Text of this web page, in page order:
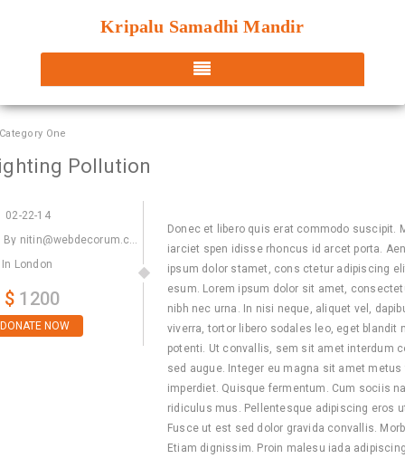
Kripalu Samadhi Mandir
One
Pollution
02-22-14
By nitin@webdecorum.com
In London
$ 1200
DONATE NOW
Donec et libero quis erat commodo suscipit.
iarciet spen idisse rhoncus id arcet porta.
ipsum dolor stamet, cons ctetur adipiscing
esum. Lorem ipsum dolor sit amet,
nibh nec urna. In nisi neque, aliquet vel,
viverra, tortor libero sodales leo, eget blandit
potenti. Ut convallis, sem sit amet interdum
sed augue. Integer eu magna sit amet
imperdiet. Quisque fermentum. Cum sociis
ridiculus mus. Pellentesque adipiscing eros
Fusce ut est sed dolor gravida convallis.
Etiam dignissim. Proin malesu iada